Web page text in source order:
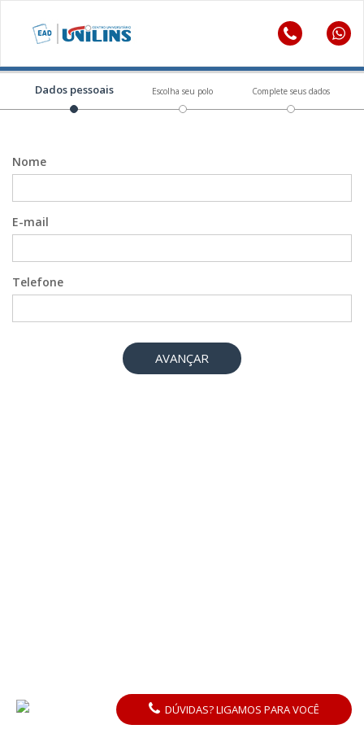
Dados pessoais Escolha seu polo Complete seus dados
Nome
E-mail
Telefone
AVANÇAR
DÚVIDAS? LIGAMOS PARA VOCÊ